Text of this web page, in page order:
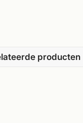
producten